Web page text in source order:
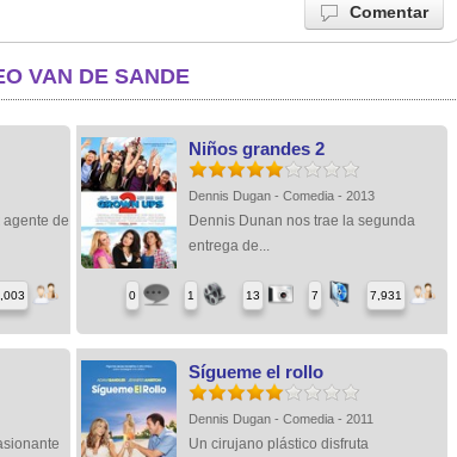
Comentar
VAN DE SANDE
de
Niños grandes 2
Dennis Dugan - Comedia - 2013
Dennis Dunan nos trae la segunda
entrega de...
0 1 13 7 7,931
Sígueme el rollo
Dennis Dugan - Comedia - 2011
Un cirujano plástico disfruta